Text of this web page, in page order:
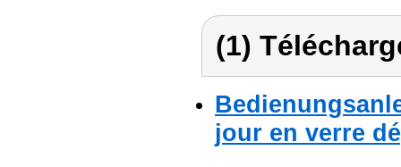
(1)
jour en verre